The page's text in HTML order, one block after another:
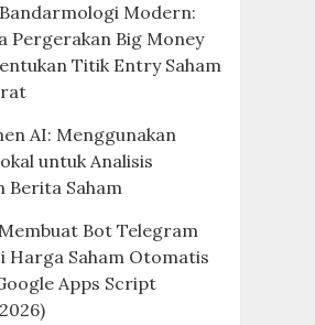
Modern:
Pergerakan Big Money
Titik Entry Saham
AI: Menggunakan
untuk Analisis
Berita Saham
Bot Telegram
Harga Saham Otomatis
Apps Script